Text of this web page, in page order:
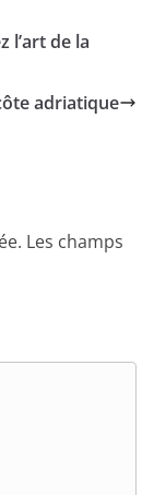
l’art de la
adriatique
Les champs